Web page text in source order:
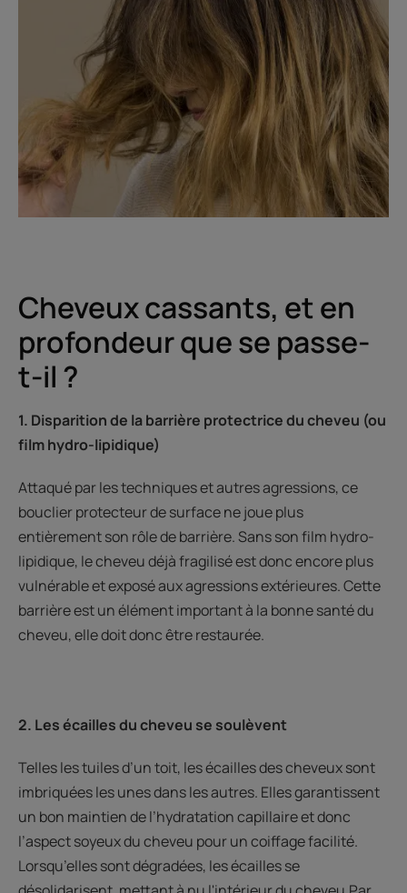
Cheveux cassants, et en
profondeur que se passe-
t-il ?
1. Disparition de la barrière protectrice du cheveu (ou
film hydro-lipidique)
Attaqué par les techniques et autres agressions, ce
bouclier protecteur de surface ne joue plus
entièrement son rôle de barrière. Sans son film hydro-
lipidique, le cheveu déjà fragilisé est donc encore plus
vulnérable et exposé aux agressions extérieures. Cette
barrière est un élément important à la bonne santé du
cheveu, elle doit donc être restaurée.
2. Les écailles du cheveu se soulèvent
Telles les tuiles d’un toit, les écailles des cheveux sont
imbriquées les unes dans les autres. Elles garantissent
un bon maintien de l’hydratation capillaire et donc
l’aspect soyeux du cheveu pour un coiffage facilité.
Lorsqu’elles sont dégradées, les écailles se